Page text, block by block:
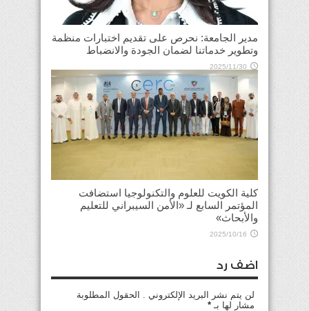
مدير الجامعة: نحرص على تقديم اختبارات منظمة
وتطوير خدماتنا لضمان الجودة والانضباط
2025/11/30
كلية الكويت للعلوم والتكنولوجيا استضافت
المؤتمر السابع لـ «الأمن السيبراني للتعليم
والأبحاث»
2025/10/16
اضف رد
لن يتم نشر البريد الإلكتروني . الحقول المطلوبة
مشار لها بـ *